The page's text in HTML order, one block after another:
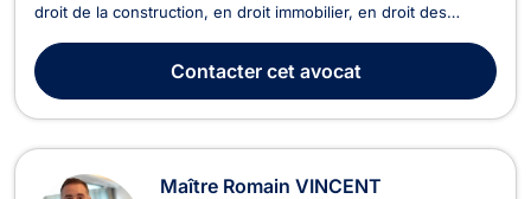
droit de la construction, en droit immobilier, en droit des
tous dossiers relevant de la copropriété, de la construction,
des baux d'habitations, de...
Contactercet avocat
Maître Romain VINCENT